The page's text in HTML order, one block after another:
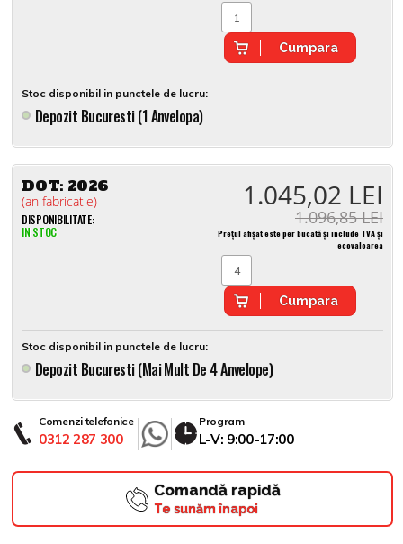
Cumpara
Stoc disponibil in punctele de lucru:
Depozit Bucuresti (1 Anvelopa)
DOT: 2026
(an fabricatie)
DISPONIBILITATE:
IN STOC
1.045,02 LEI
1.096,85 LEI
Prețul afișat este per bucată și include TVA și
ecovaloarea
Cumpara
Stoc disponibil in punctele de lucru:
Depozit Bucuresti (mai Mult De 4 Anvelope)
Comenzi telefonice
0312 287 300
Program
L-V: 9:00-17:00
Comandă rapidă
Te sunăm înapoi